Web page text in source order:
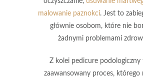
malowanie paznokci. Jest to
głównie osobom, które nie
żadnymi problemami
Z kolei pedicure podologiczny
zaawansowany proces, którego